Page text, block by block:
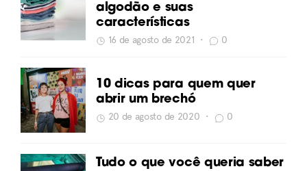
algodão e suas
características
16 de agosto de 2021 • 0
10 dicas para quem quer
abrir um brechó
20 de agosto de 2020 • 0
Tudo o que você queria saber